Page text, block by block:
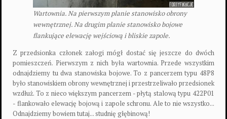
Wartownia. Na pierwszym planie stanowisko obrony
wewnętrznej. Na drugim planie stanowisko bojowe
flankujące elewację wejściową i bliskie zapole.
Z przedsionka członek załogi mógł dostać się jeszcze do dwóch
pomieszczeń. Pierwszym z nich była wartownia. Przede wszystkim
odnajdziemy tu dwa stanowiska bojowe. To z pancerzem typu 48P8
było stanowiskiem obrony wewnętrznej i przestrzeliwało przedsionek
wzdłuż. To z nieco większym pancerzem - płytą stalową typu 422P01
- flankowało elewację bojową i zapole schronu. Ale to nie wszystko...
Odnajdziemy bowiem tutaj... studnię głębinową!